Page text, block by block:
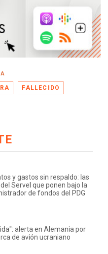
FALLECIDO
y gastos sin respaldo: las
Servel que ponen bajo la
de fondos del PDG
alerta en Alemania por
de avión ucraniano